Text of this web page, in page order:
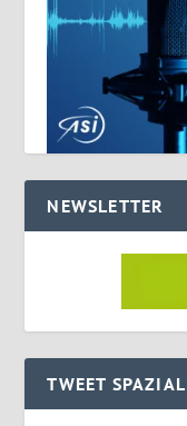
NEWSLETTER
TWEET